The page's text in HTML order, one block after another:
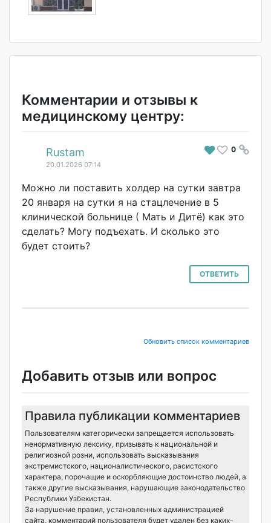
Комментарии и отзывы к
медицинскому центру:
# 0
Rustam
20.01.2026 07:14
Можно ли поставить холдер на сутки завтра
20 января на сутки я на стацлечение в 5
клинической больнице ( Мать и Дитё) как это
сделать? Могу подъехать. И сколько это
будет стоить?
ОТВЕТИТЬ
Обновить список комментариев
Добавить отзыв или вопрос
Правила публикации комментариев
Пользователям категорически запрещается использовать
ненормативную лексику, призывать к национальной и
религиозной розни, использовать высказывания
экстремистского, националистического, расистского
характера, порочащие и оскорбляющие достоинство людей, а
также другие высказывания, нарушающие законодательство
Республики Узбекистан.
За нарушение правил, установленных администрацией
сайта, комментарий пользователя будет удален без каких-